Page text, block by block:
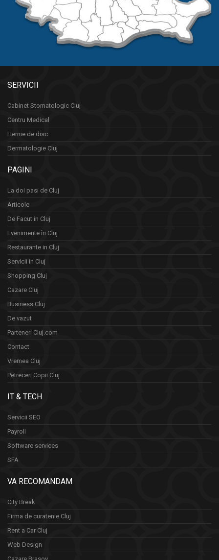
SERVICII
Cabinet Stomatologic Cluj
Centru Medical
Hernie de disc
Dermatologie Cluj
PAGINI
La doi pasi de Cluj
Articole
De Facut in Cluj
Evenimente în Cluj
Restaurante in Cluj
Servicii in Cluj
Shopping Cluj
Cazare Cluj
Business Cluj
De vazut
Parteneri Cluj.com
Contact
Vremea Cluj
Petreceri Copii Cluj
IT & TECH
Servicii SEO
Payroll
Software services
SFA
VA RECOMANDAM
City Break
Firma de curatenie Cluj
Rent a Car Cluj
Web Design